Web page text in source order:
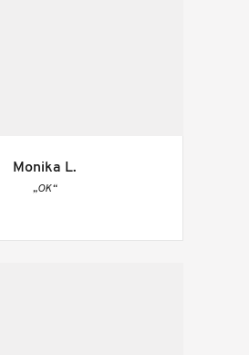
Monika L.
„OK“